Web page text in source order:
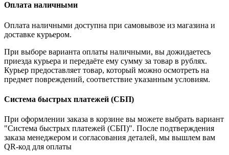
Оплата наличными
Оплата наличными доступна при самовывозе из магазина и
доставке курьером.
При выборе варианта оплаты наличными, вы дожидаетесь
приезда курьера и передаёте ему сумму за товар в рублях.
Курьер предоставляет товар, который можно осмотреть на
предмет повреждений, соответствие указанным условиям.
Система быстрых платежей (СБП)
При оформлении заказа в корзине вы можете выбрать вариант
"Система быстрых платежей (СБП)". После подтверждения
заказа менеджером и согласования деталей, мы вышлем вам
QR-код для оплаты